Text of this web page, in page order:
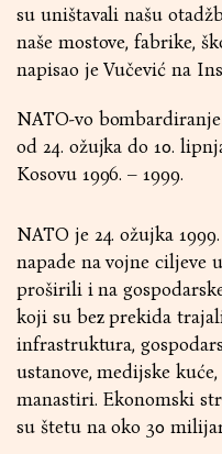
su uništavali našu
naše mostove, fabrike,
napisao je Vučević na
NATO-vo
od 24. ožujka do 10.
Kosovu 1996. – 1999.
NATO je 24. ožujka
napade na vojne ciljeve
proširili i na
koji su bez prekida
infrastruktura,
ustanove, medijske
manastiri. Ekonomski
su štetu na oko 30